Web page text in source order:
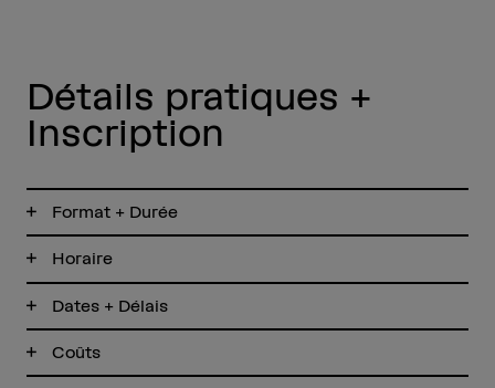
Détails pratiques +
Inscription
Format + Durée
Horaire
Dates + Délais
Coûts